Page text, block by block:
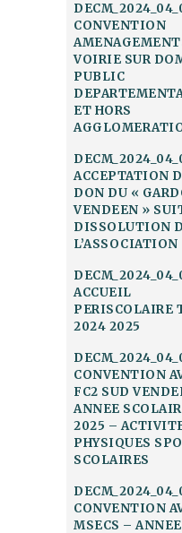
CONVENTION
VOIRIE SUR
PUBLIC
ET HORS
ACCEPTATION
DON DU «
VENDEEN »
DISSOLUTION
L’ASSOCIATION
ACCUEIL
PERISCOLAIRE
2024 2025
CONVENTION
FC2 SUD
ANNEE
2025 –
PHYSIQUES
SCOLAIRES
CONVENTION
MSECS – ANNEE